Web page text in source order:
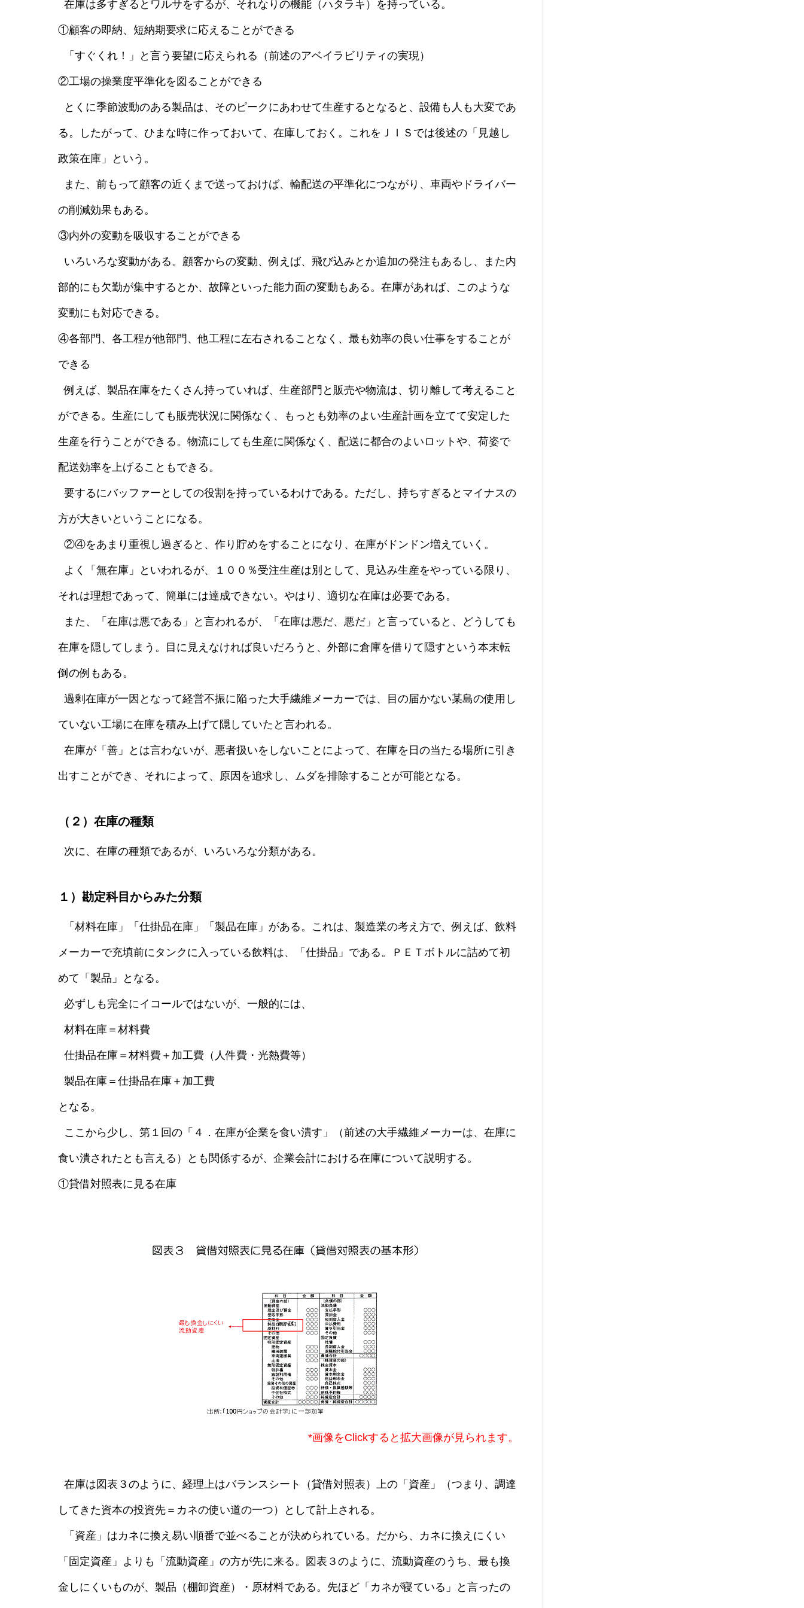
在庫は多すぎるとワルサをするが、それなりの機能（ハタラキ）を持っている。
①顧客の即納、短納期要求に応えることができる
「すぐくれ！」と言う要望に応えられる（前述のアベイラビリティの実現）
②工場の操業度平準化を図ることができる
とくに季節波動のある製品は、そのピークにあわせて生産するとなると、設備も人も大変であ
る。したがって、ひまな時に作っておいて、在庫しておく。これをＪＩＳでは後述の「見越し
政策在庫」という。
また、前もって顧客の近くまで送っておけば、輸配送の平準化につながり、車両やドライバー
の削減効果もある。
③内外の変動を吸収することができる
いろいろな変動がある。顧客からの変動、例えば、飛び込みとか追加の発注もあるし、また内
部的にも欠勤が集中するとか、故障といった能力面の変動もある。在庫があれば、このような
変動にも対応できる。
④各部門、各工程が他部門、他工程に左右されることなく、最も効率の良い仕事をすることが
できる
例えば、製品在庫をたくさん持っていれば、生産部門と販売や物流は、切り離して考えること
ができる。生産にしても販売状況に関係なく、もっとも効率のよい生産計画を立てて安定した
生産を行うことができる。物流にしても生産に関係なく、配送に都合のよいロットや、荷姿で
配送効率を上げることもできる。
要するにバッファーとしての役割を持っているわけである。ただし、持ちすぎるとマイナスの
方が大きいということになる。
②④をあまり重視し過ぎると、作り貯めをすることになり、在庫がドンドン増えていく。
よく「無在庫」といわれるが、１００％受注生産は別として、見込み生産をやっている限り、
それは理想であって、簡単には達成できない。やはり、適切な在庫は必要である。
また、「在庫は悪である」と言われるが、「在庫は悪だ、悪だ」と言っていると、どうしても
在庫を隠してしまう。目に見えなければ良いだろうと、外部に倉庫を借りて隠すという本末転
倒の例もある。
過剰在庫が一因となって経営不振に陥った大手繊維メーカーでは、目の届かない某島の使用し
ていない工場に在庫を積み上げて隠していたと言われる。
在庫が「善」とは言わないが、悪者扱いをしないことによって、在庫を日の当たる場所に引き
出すことができ、それによって、原因を追求し、ムダを排除することが可能となる。
（２）在庫の種類
次に、在庫の種類であるが、いろいろな分類がある。
１）勘定科目からみた分類
「材料在庫」「仕掛品在庫」「製品在庫」がある。これは、製造業の考え方で、例えば、飲料
メーカーで充填前にタンクに入っている飲料は、「仕掛品」である。ＰＥＴボトルに詰めて初
めて「製品」となる。
必ずしも完全にイコールではないが、一般的には、
材料在庫＝材料費
仕掛品在庫＝材料費＋加工費（人件費・光熱費等）
製品在庫＝仕掛品在庫＋加工費
となる。
ここから少し、第１回の「４．在庫が企業を食い潰す」（前述の大手繊維メーカーは、在庫に
食い潰されたとも言える）とも関係するが、企業会計における在庫について説明する。
①貸借対照表に見る在庫
*画像をClickすると拡大画像が見られます。
在庫は図表３のように、経理上はバランスシート（貸借対照表）上の「資産」（つまり、調達
してきた資本の投資先＝カネの使い道の一つ）として計上される。
「資産」はカネに換え易い順番で並べることが決められている。だから、カネに換えにくい
「固定資産」よりも「流動資産」の方が先に来る。図表３のように、流動資産のうち、最も換
金しにくいものが、製品（棚卸資産）・原材料である。先ほど「カネが寝ている」と言ったの